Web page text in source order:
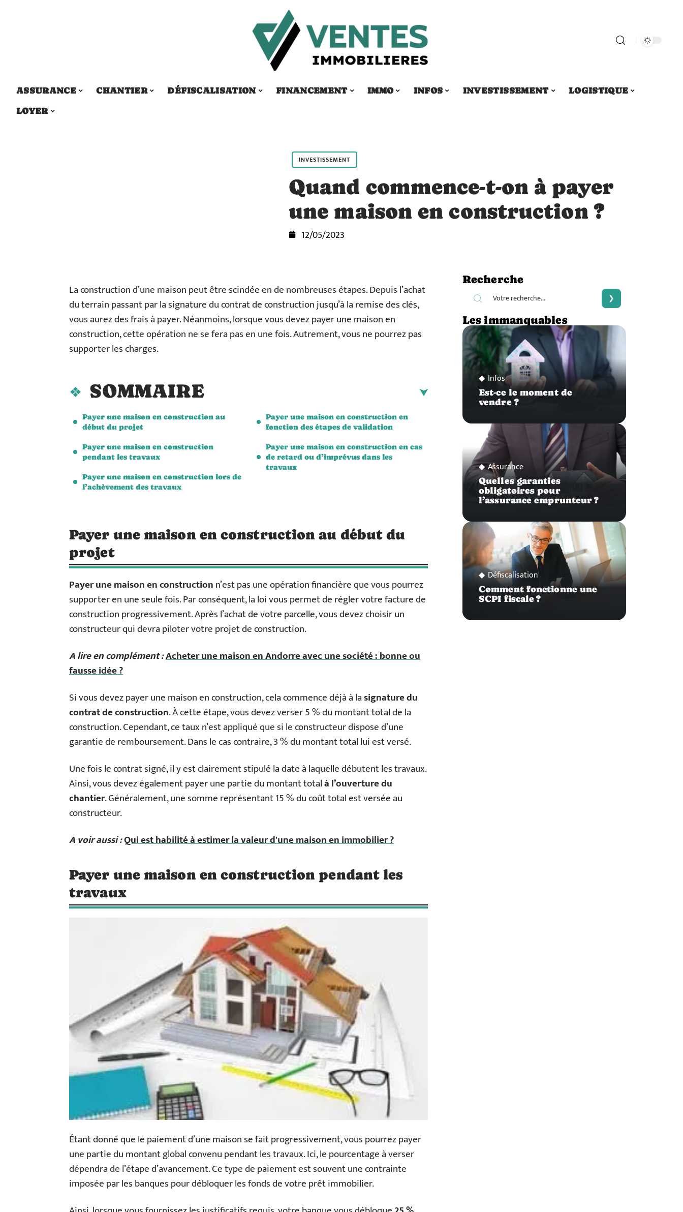
ASSURANCE CHANTIER DÉFISCALISATION FINANCEMENT IMMO INFOS INVESTISSEMENT
LOGISTIQUE
LOYER
INVESTISSEMENT
Quand commence-t-on à payer
une maison en construction ?
12/05/2023
La construction d’une maison peut être scindée en de nombreuses étapes. Depuis l’achat
du terrain passant par la signature du contrat de construction jusqu’à la remise des clés,
vous aurez des frais à payer. Néanmoins, lorsque vous devez payer une maison en
construction, cette opération ne se fera pas en une fois. Autrement, vous ne pourrez pas
supporter les charges.
SOMMAIRE
Payer une maison en construction au
début du projet
Payer une maison en construction
pendant les travaux
Payer une maison en construction lors de
l’achèvement des travaux
Payer une maison en construction en
fonction des étapes de validation
Payer une maison en construction en cas
de retard ou d’imprévus dans les
travaux
Payer une maison en construction au début du
projet
Payer une maison en constructionn’est pas une opération financière que vous pourrez
supporter en une seule fois. Par conséquent, la loi vous permet de régler votre facture de
construction progressivement. Après l’achat de votre parcelle, vous devez choisir un
constructeur qui devra piloter votre projet de construction.
A lire en complément :Acheter une maison en Andorre avec une société : bonne ou
fausse idée ?
Si vous devez payer une maison en construction, cela commence déjà à lasignature du
contrat de construction. À cette étape, vous devez verser 5 % du montant total de la
construction. Cependant, ce taux n’est appliqué que si le constructeur dispose d’une
garantie de remboursement. Dans le cas contraire, 3 % du montant total lui est versé.
Une fois le contrat signé, il y est clairement stipulé la date à laquelle débutent les travaux.
Ainsi, vous devez également payer une partie du montant totalà l’ouverture du
chantier. Généralement, une somme représentant 15 % du coût total est versée au
constructeur.
A voir aussi :Qui est habilité à estimer la valeur d'une maison en immobilier ?
Payer une maison en construction pendant les
travaux
Étant donné que le paiement d’une maison se fait progressivement, vous pourrez payer
une partie du montant global convenu pendant les travaux. Ici, le pourcentage à verser
dépendra de l’étape d’avancement. Ce type de paiement est souvent une contrainte
imposée par les banques pour débloquer les fonds de votre prêt immobilier.
Recherche
Les immanquables
Infos
Est-ce le moment de
vendre ?
Assurance
Quelles garanties
obligatoires pour
l’assurance emprunteur ?
Défiscalisation
Comment fonctionne une
SCPI fiscale ?